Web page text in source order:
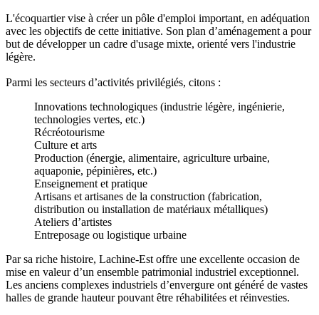
L'écoquartier vise à créer un pôle d'emploi important, en adéquation
avec les objectifs de cette initiative. Son plan d’aménagement a pour
but de développer un cadre d'usage mixte, orienté vers l'industrie
légère.
Parmi les secteurs d’activités privilégiés, citons :
Innovations technologiques (industrie légère, ingénierie,
technologies vertes, etc.)
Récréotourisme
Culture et arts
Production (énergie, alimentaire, agriculture urbaine,
aquaponie, pépinières, etc.)
Enseignement et pratique
Artisans et artisanes de la construction (fabrication,
distribution ou installation de matériaux métalliques)
Ateliers d’artistes
Entreposage ou logistique urbaine
Par sa riche histoire, Lachine-Est offre une excellente occasion de
mise en valeur d’un ensemble patrimonial industriel exceptionnel.
Les anciens complexes industriels d’envergure ont généré de vastes
halles de grande hauteur pouvant être réhabilitées et réinvesties.